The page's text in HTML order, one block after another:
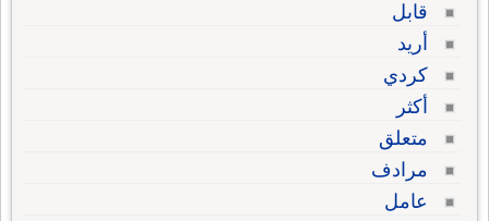
قابل
أريد
كردي
أكثر
متعلق
مرادف
عامل